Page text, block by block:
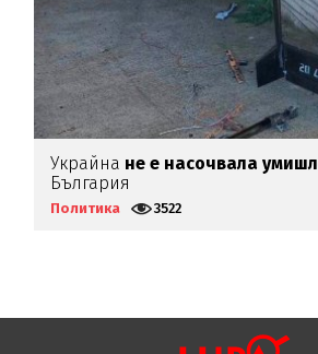
Украйна не е насочвала
България
Политика 3522